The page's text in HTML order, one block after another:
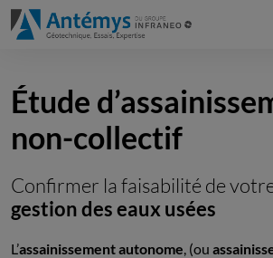
Étude
non-collectif
Confirmer la faisabilité de
gestion des eaux usées
L’assainissement autonome, (ou